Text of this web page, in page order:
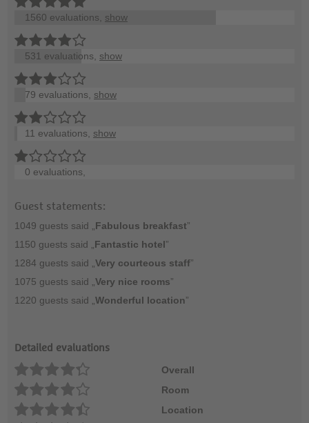
1560 evaluations, show
531 evaluations, show
79 evaluations, show
11 evaluations, show
0 evaluations,
Guest statements:
1049 guests said „ Fabulous breakfast”
1150 guests said „ Fantastic hotel”
1284 guests said „ Very courteous staff”
1075 guests said „ Very nice rooms”
1220 guests said „ Wonderful location”
Detailed evaluations
Overall
Room
Location